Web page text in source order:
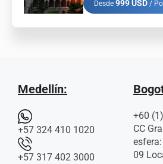
Desde999 USD/
Medellín:
+57 324 410 1020
+57 317 402 3000
+60
CC
09